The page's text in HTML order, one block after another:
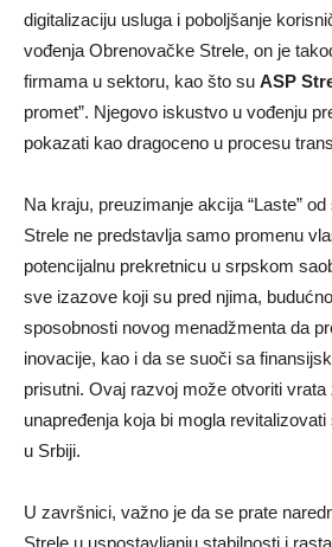
digitalizaciju usluga i poboljšanje
vođenja Obrenovačke Strele, on je
firmama u sektoru, kao što su ASP
promet”. Njegovo iskustvo u vođenju
pokazati kao dragoceno u procesu
Na kraju, preuzimanje akcija “Laste”
Strele ne predstavlja samo promenu
potencijalnu prekretnicu u srpskom
sve izazove koji su pred njima,
sposobnosti novog menadžmenta da
inovacije, kao i da se suoči sa
prisutni. Ovaj razvoj može otvoriti
unapređenja koja bi mogla
u Srbiji.
U završnici, važno je da se prate
Strele u uspostavljanju stabilnosti i